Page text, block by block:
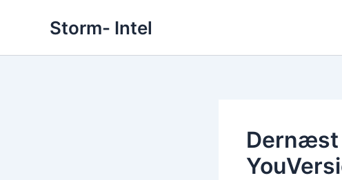
Storm- Intel
Dernæst